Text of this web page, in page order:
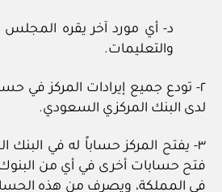
د- أي مورد آخر يقره المجلس
والتعليمات.
٢- تودع جميع إيرادات المركز في
لدى البنك المركزي السعودي.
٣- يفتح المركز حساباً له في البنك
فتح حسابات أخرى في أي من
في المملكة، ويصرف من هذه